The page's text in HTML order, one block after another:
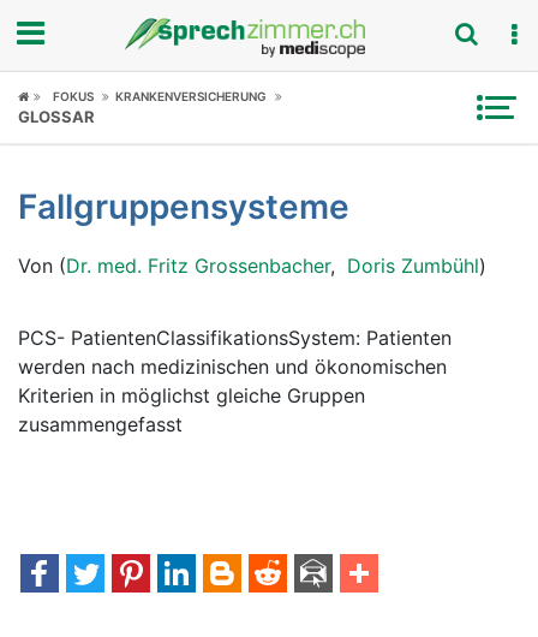
Fokus
Symptome
Untersuchungen
News
Ratgeber
FOKUS KRANKENVERSICHERUNG
GLOSSAR
Fallgruppensysteme
Von (Dr. med. Fritz Grossenbacher, Doris Zumbühl)
PCS- PatientenClassifikationsSystem: Patienten
werden nach medizinischen und ökonomischen
Kriterien in möglichst gleiche Gruppen
zusammengefasst